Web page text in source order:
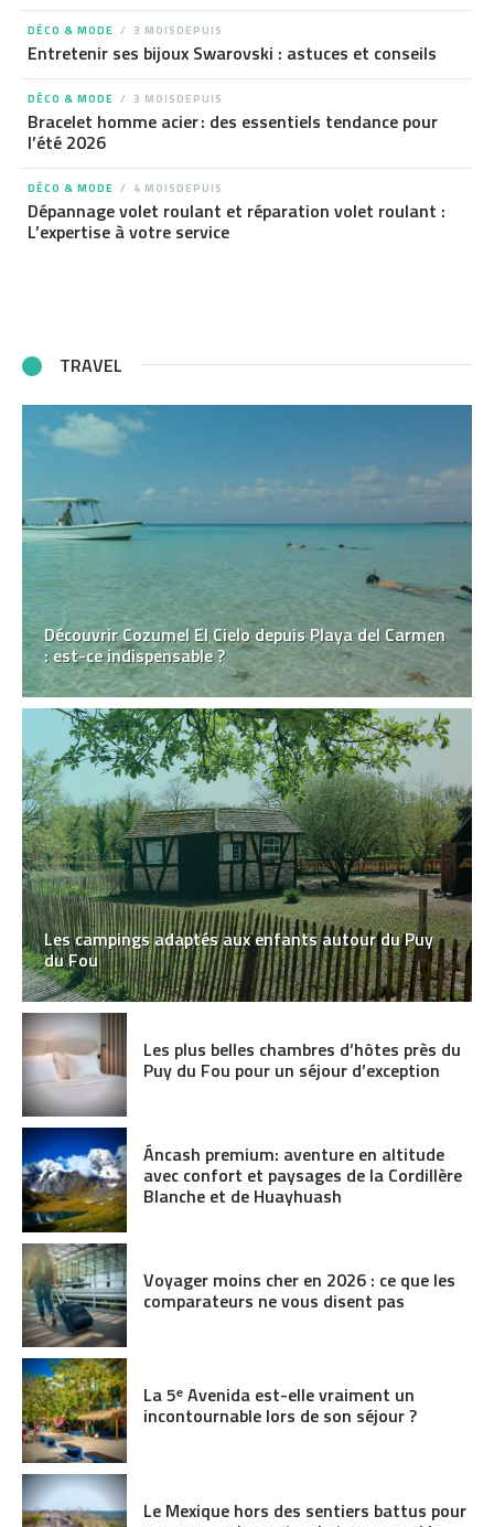
DÉCO & MODE 3 MOISDEPUIS
Entretenir ses bijoux Swarovski : astuces et conseils
DÉCO & MODE 3 MOISDEPUIS
Bracelet homme acier : des essentiels tendance pour
l’été 2026
DÉCO & MODE 4 MOISDEPUIS
Dépannage volet roulant et réparation volet roulant :
L’expertise à votre service
TRAVEL
Découvrir Cozumel El Cielo depuis Playa del Carmen
: est-ce indispensable ?
Les campings adaptés aux enfants autour du Puy
du Fou
Les plus belles chambres d’hôtes près du
Puy du Fou pour un séjour d’exception
Áncash premium: aventure en altitude
avec confort et paysages de la Cordillère
Blanche et de Huayhuash
Voyager moins cher en 2026 : ce que les
comparateurs ne vous disent pas
La 5ᵉ Avenida est-elle vraiment un
incontournable lors de son séjour ?
Le Mexique hors des sentiers battus pour